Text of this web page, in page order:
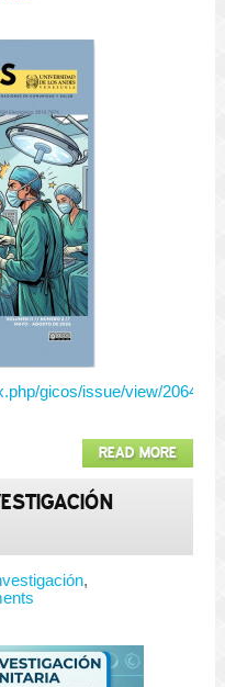
no entenderá cuerpos" José
gicos/issue/view/2064/
READ MORE
,